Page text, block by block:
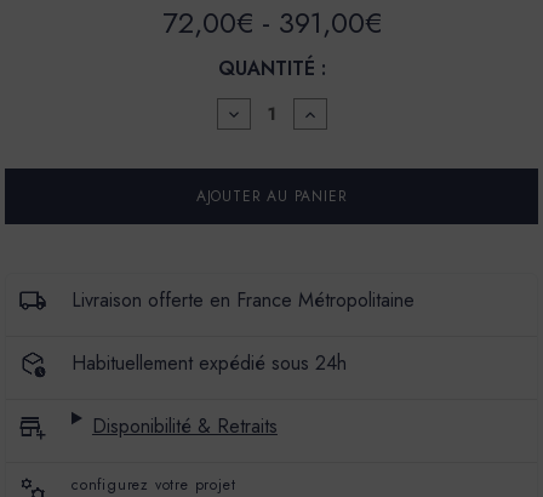
72,00€ - 391,00€
QUANTITÉ :
DIMINUER
LA
POUR
LA
-
BRILLANT
-
AUGMENTER
LA
POUR
LA
-
BRILLANT
-
Livraison offerte en France Métropolitaine
Habituellement expédié sous 24h
Disponibilité & Retraits
configurez votre projet